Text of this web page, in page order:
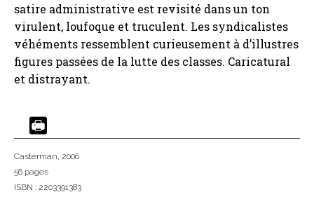
satire administrative est revisité dans un ton
virulent, loufoque et truculent. Les syndicalistes
véhéments ressemblent curieusement à d’illustres
figures passées de la lutte des classes. Caricatural
et distrayant.
Casterman, 2006
56 pages
ISBN : 2203391383